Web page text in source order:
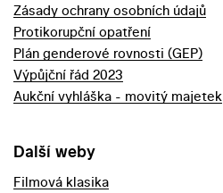
Zásady ochrany osobních údajů
Protikorupční opatření
Plán genderové rovnosti (GEP)
Výpůjční řád 2023
Aukční vyhláška - movitý majetek
Další weby
Filmová klasika